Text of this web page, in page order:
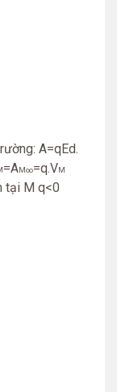
A=qEd.
=AM∞=q.VM
tại M q<0